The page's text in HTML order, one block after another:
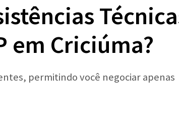
em Criciúma?
permitindo você negociar apenas